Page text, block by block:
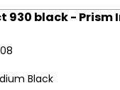
930 black - Prism
Black